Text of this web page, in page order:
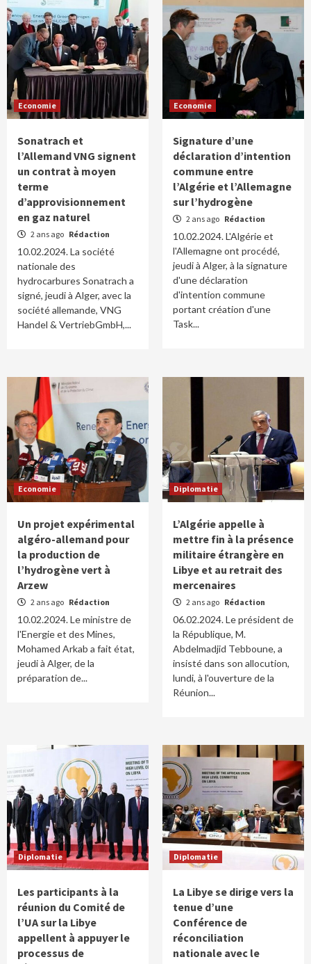
Economie
Sonatrach et
l’Allemand VNG signent
un contrat à moyen
terme
d’approvisionnement
en gaz naturel
2 ans ago Rédaction
10.02.2024. La société
nationale des
hydrocarbures Sonatrach a
signé, jeudi à Alger, avec la
société allemande, VNG
Handel & VertriebGmbH,...
Economie
Signature d’une
déclaration d’intention
commune entre
l’Algérie et l’Allemagne
sur l’hydrogène
2 ans ago Rédaction
10.02.2024. L'Algérie et
l'Allemagne ont procédé,
jeudi à Alger, à la signature
d'une déclaration
d'intention commune
portant création d'une
Task...
Economie
Un projet expérimental
algéro-allemand pour
la production de
l’hydrogène vert à
Arzew
2 ans ago Rédaction
10.02.2024. Le ministre de
l'Energie et des Mines,
Mohamed Arkab a fait état,
jeudi à Alger, de la
préparation de...
Diplomatie
L’Algérie appelle à
mettre fin à la présence
militaire étrangère en
Libye et au retrait des
mercenaires
2 ans ago Rédaction
06.02.2024. Le président de
la République, M.
Abdelmadjid Tebboune, a
insisté dans son allocution,
lundi, à l'ouverture de la
Réunion...
Diplomatie
Les participants à la
réunion du Comité de
l’UA sur la Libye
appellent à appuyer le
processus de
Diplomatie
La Libye se dirige vers la
tenue d’une
Conférence de
réconciliation
nationale avec le